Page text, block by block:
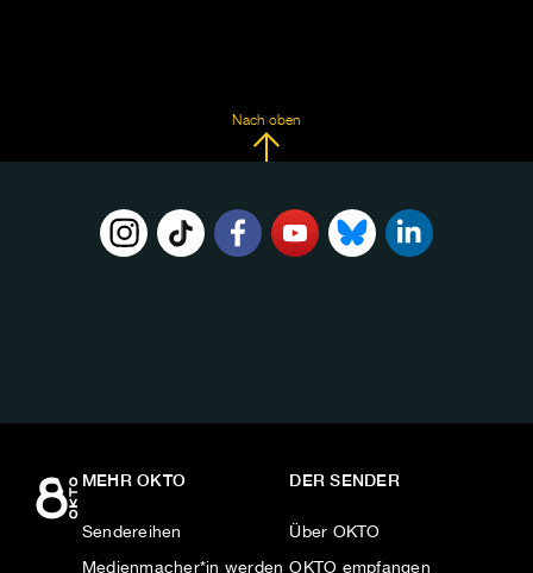
Nach oben
MEHR OKTO
Sendereihen
Medienmacher*in werden
DER SENDER
Über OKTO
OKTO empfangen